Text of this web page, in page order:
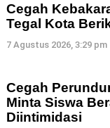
Cegah
Tegal Kota
7 Agustus 2026, 3:29 pm
Cegah
Minta Siswa
Diintimidasi